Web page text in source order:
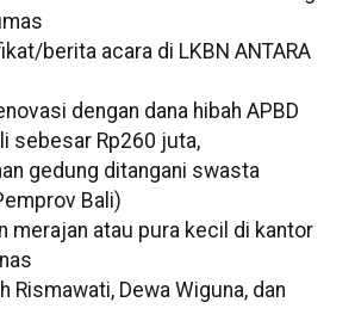
berita acara di LKBN ANTARA
dengan dana hibah APBD
sebesar Rp260 juta,
ditangani swasta
Bali)
atau pura kecil di kantor
Dewa Wiguna, dan